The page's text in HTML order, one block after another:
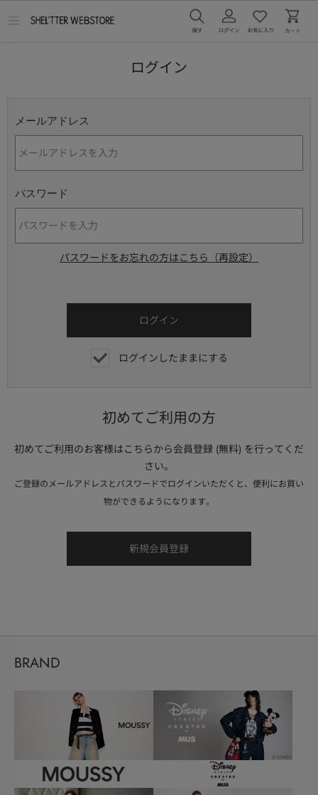
ログイン
メールアドレス
パスワード
パスワードをお忘れの方はこちら（再設定）
ログインしたままにする
初めてご利用の方
初めてご利用のお客様はこちらから会員登録 (無料) を行ってくだ
さい。
ご登録のメールアドレスとパスワードでログインいただくと、便利にお買い
物ができるようになります。
BRAND